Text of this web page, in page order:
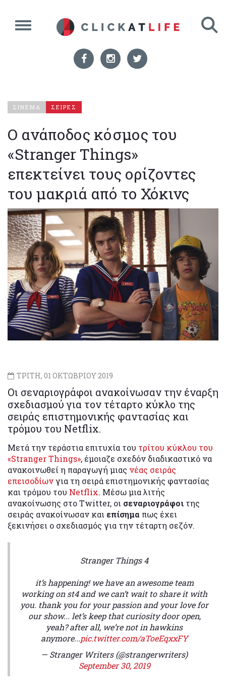
ΣΙΝΕΜΑ ΣΕΙΡΕΣ
Ο ανάποδος κόσμος του
«Stranger Things»
επεκτείνει τους ορίζοντες
του μακριά από το Χόκινς
ΤΡΙΤΗ, 01 ΟΚΤΩΒΡΙΟΥ 2019
Οι σεναριογράφοι ανακοίνωσαν την έναρξη
σχεδιασμού για τον τέταρτο κύκλο της
σειράς επιστημονικής φαντασίας και
τρόμου του Netflix.
Μετά την τεράστια επιτυχία του τρίτου κύκλου του
«Stranger Things», έμοιαζε σχεδόν διαδικαστικό να
ανακοινωθεί η παραγωγή μιας νέας σειράς
επεισοδίωνγια τη σειρά επιστημονικής φαντασίας
και τρόμου του Netflix. Μέσω μια λιτής
ανακοίνωσης στο Twitter, οι σεναριογράφοι της
σειράς ανακοίνωσαν και επίσημα πως έχει
ξεκινήσει ο σχεδιασμός για την τέταρτη σεζόν.
Stranger Things 4
it’s happening! we have an awesome team
working on st4 and we can’t wait to share it with
you. thank you for your passion and your love for
our show... let’s keep that curiosity door open,
yeah? after all, we’re not in hawkins
anymore...pic.twitter.com/aToeEqxxFY
— Stranger Writers (@strangerwriters)
September 30, 2019